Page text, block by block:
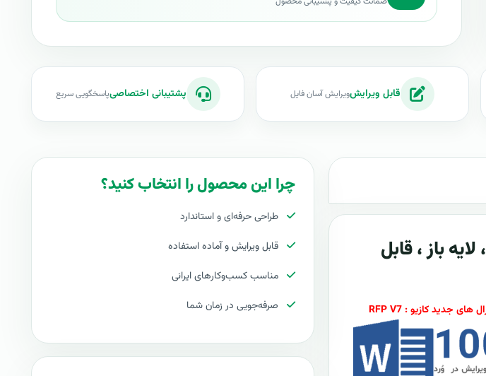
قابل ویرایشویرایش آسان فایل پشتیبانی اختصاصیپاسخگویی سریع
، لایه باز ، قابل
چرا این محصول را انتخاب کنید؟
طراحی حرفه‌ای و استاندارد
قابل ویرایش و آماده استفاده
مناسب کسب‌وکارهای ایرانی
صرفه‌جویی در زمان شما